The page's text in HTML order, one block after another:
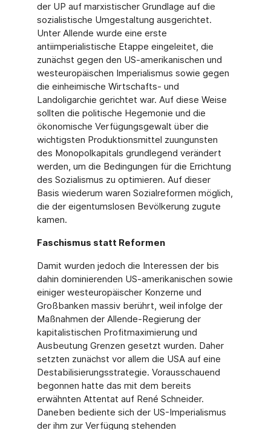
der UP auf marxistischer Grundlage auf die
sozialistische Umgestaltung ausgerichtet.
Unter Allende wurde eine erste
antiimperialistische Etappe eingeleitet, die
zunächst gegen den US-amerikanischen und
westeuropäischen Imperialismus sowie gegen
die einheimische Wirtschafts- und
Landoligarchie gerichtet war. Auf diese Weise
sollten die politische Hegemonie und die
ökonomische Verfügungsgewalt über die
wichtigsten Produktionsmittel zuungunsten
des Monopolkapitals grundlegend verändert
werden, um die Bedingungen für die Errichtung
des Sozialismus zu optimieren. Auf dieser
Basis wiederum waren Sozialreformen möglich,
die der eigentumslosen Bevölkerung zugute
kamen.
Faschismus statt Reformen
Damit wurden jedoch die Interessen der bis
dahin dominierenden US-amerikanischen sowie
einiger westeuropäischer Konzerne und
Großbanken massiv berührt, weil infolge der
Maßnahmen der Allende-Regierung der
kapitalistischen Profitmaximierung und
Ausbeutung Grenzen gesetzt wurden. Daher
setzten zunächst vor allem die USA auf eine
Destabilisierungsstrategie. Vorausschauend
begonnen hatte das mit dem bereits
erwähnten Attentat auf René Schneider.
Daneben bediente sich der US-Imperialismus
der ihm zur Verfügung stehenden